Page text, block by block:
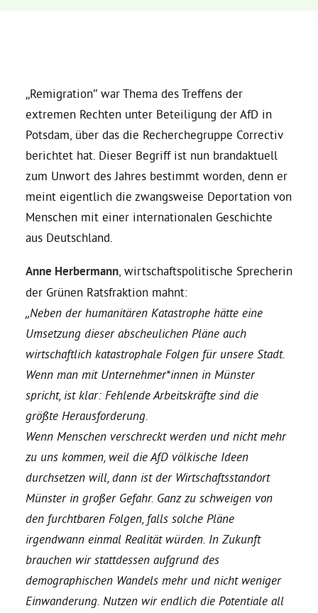
Robin Korte, MdL
Daniel Freund, MdEP
Delegierte
Grüne im Rathaus
Ratsfraktion
Ratsmitglieder 2025 – 2030
Ratsanträge
Bezirksvertretungen
Aktiv werden
Termine
„Remigration“ war Thema des Treffens der
extremen Rechten unter Beteiligung der AfD in
Potsdam, über das die Recherchegruppe Correctiv
berichtet hat. Dieser Begriff ist nun brandaktuell
zum Unwort des Jahres bestimmt worden, denn er
meint eigentlich die zwangsweise Deportation von
Menschen mit einer internationalen Geschichte
aus Deutschland.
Anne Herbermann , wirtschaftspolitische Sprecherin
der Grünen Ratsfraktion mahnt:
„Neben der humanitären Katastrophe hätte eine
Umsetzung dieser abscheulichen Pläne auch
wirtschaftlich katastrophale Folgen für unsere Stadt.
Wenn man mit Unternehmer*innen in Münster
spricht, ist klar: Fehlende Arbeitskräfte sind die
größte Herausforderung.
Wenn Menschen verschreckt werden und nicht mehr
zu uns kommen, weil die AfD völkische Ideen
durchsetzen will, dann ist der Wirtschaftsstandort
Münster in großer Gefahr. Ganz zu schweigen von
den furchtbaren Folgen, falls solche Pläne
irgendwann einmal Realität würden. In Zukunft
brauchen wir stattdessen aufgrund des
demographischen Wandels mehr und nicht weniger
Einwanderung. Nutzen wir endlich die Potentiale all